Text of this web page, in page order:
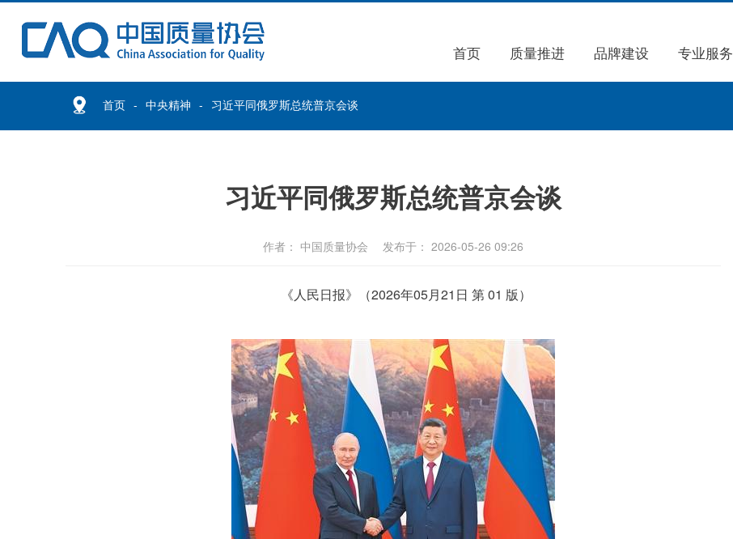
首页 质量推进 品牌建设 专业服务
首页 中央精神 习近平同俄罗斯总统普京会谈
习近平同俄罗斯总统普京会谈
作者： 中国质量协会 发布于： 2026-05-26 09:26
《人民日报》（2026年05月21日 第 01 版）